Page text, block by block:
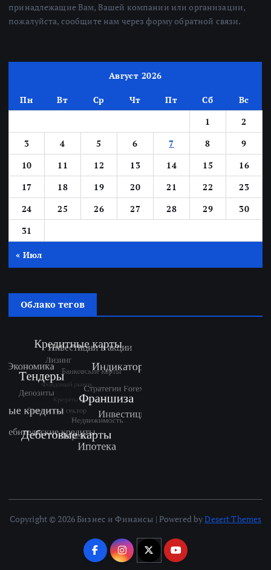
принадлежащие Вам, Вашей компании или организации,
пожалуйста, сообщите нам через форму обратной связи.
Август 2026
Пн Вт Ср Чт Пт Сб
Вс
1
2
3
4 5 6 7 8
9
10
11 12 13 14 15
16
17
18 19 20 21 22
23
24
25 26 27 28 29
30
31
« Июл
Облако тегов
Copyright © 2026 Бизнес и Финансы | Powered byDesert Themes